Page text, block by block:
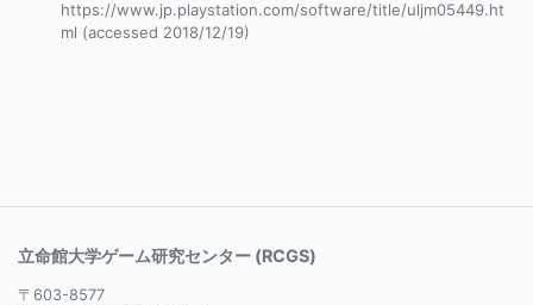
https://www.jp.playstation.com/software/title/uljm05449.ht
ml (accessed 2018/12/19)
立命館大学ゲーム研究センター (RCGS)
〒603-8577